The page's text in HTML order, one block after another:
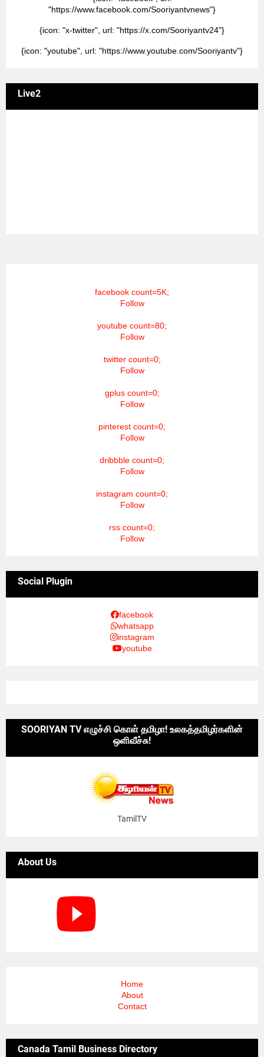
"https://www.facebook.com/Sooriyantvnews"}
{icon: "x-twitter", url: "https://x.com/Sooriyantv24"}
{icon: "youtube", url: "https://www.youtube.com/Sooriyantv"}
Live2
facebook count=5K;
Follow
youtube count=80;
Follow
twitter count=0;
Follow
gplus count=0;
Follow
pinterest count=0;
Follow
dribbble count=0;
Follow
instagram count=0;
Follow
rss count=0;
Follow
Social Plugin
facebook
whatsapp
instagram
youtube
SOORIYAN TV எழுச்சி கொள் தமிழா! உலகத்தமிழர்களின்
ஒளிவீச்சு!
TamilTV
About Us
Home
About
Contact
Canada Tamil Business Directory